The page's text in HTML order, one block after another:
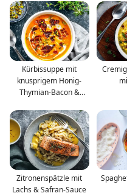
Kürbissuppe mit
knusprigem Honig-
Thymian-Bacon &
Zitronenspätzle mit
Lachs & Safran-Sauce